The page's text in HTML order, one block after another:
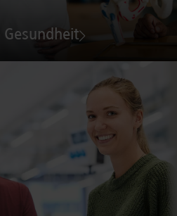
Gesundheit